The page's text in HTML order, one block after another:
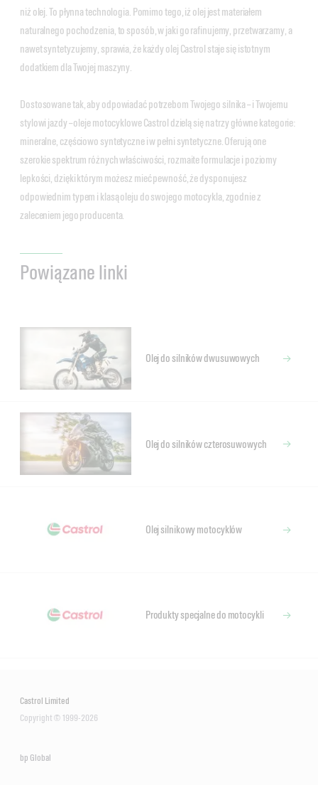
niż olej. To płynna technologia. Pomimo tego, iż olej jest materiałem
naturalnego pochodzenia, to sposób, w jaki go rafinujemy, przetwarzamy, a
nawet syntetyzujemy, sprawia, że każdy olej Castrol staje się istotnym
dodatkiem dla Twojej maszyny.
Dostosowane tak, aby odpowiadać potrzebom Twojego silnika – i Twojemu
stylowi jazdy – oleje motocyklowe Castrol dzielą się na trzy główne kategorie:
mineralne, częściowo syntetyczne i w pełni syntetyczne. Oferują one
szerokie spektrum różnych właściwości, rozmaite formulacje i poziomy
lepkości, dzięki którym możesz mieć pewność, że dysponujesz
odpowiednim typem i klasą oleju do swojego motocykla, zgodnie z
zaleceniem jego producenta.
Powiązane linki
Olej do silników dwusuwowych
Olej do silników czterosuwowych
Olej silnikowy motocyklów
Produkty specjalne do motocykli
Castrol Limited
Copyright © 1999-2026
bp Global